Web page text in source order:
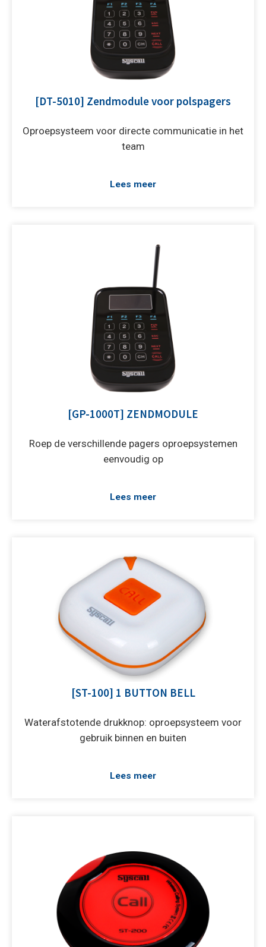
[DT-5010] Zendmodule voor polspagers
Oproepsysteem voor directe communicatie in het
team
Lees meer
[GP-1000T] ZENDMODULE
Roep de verschillende pagers oproepsystemen
eenvoudig op
Lees meer
[ST-100] 1 BUTTON BELL
Waterafstotende drukknop: oproepsysteem voor
gebruik binnen en buiten
Lees meer